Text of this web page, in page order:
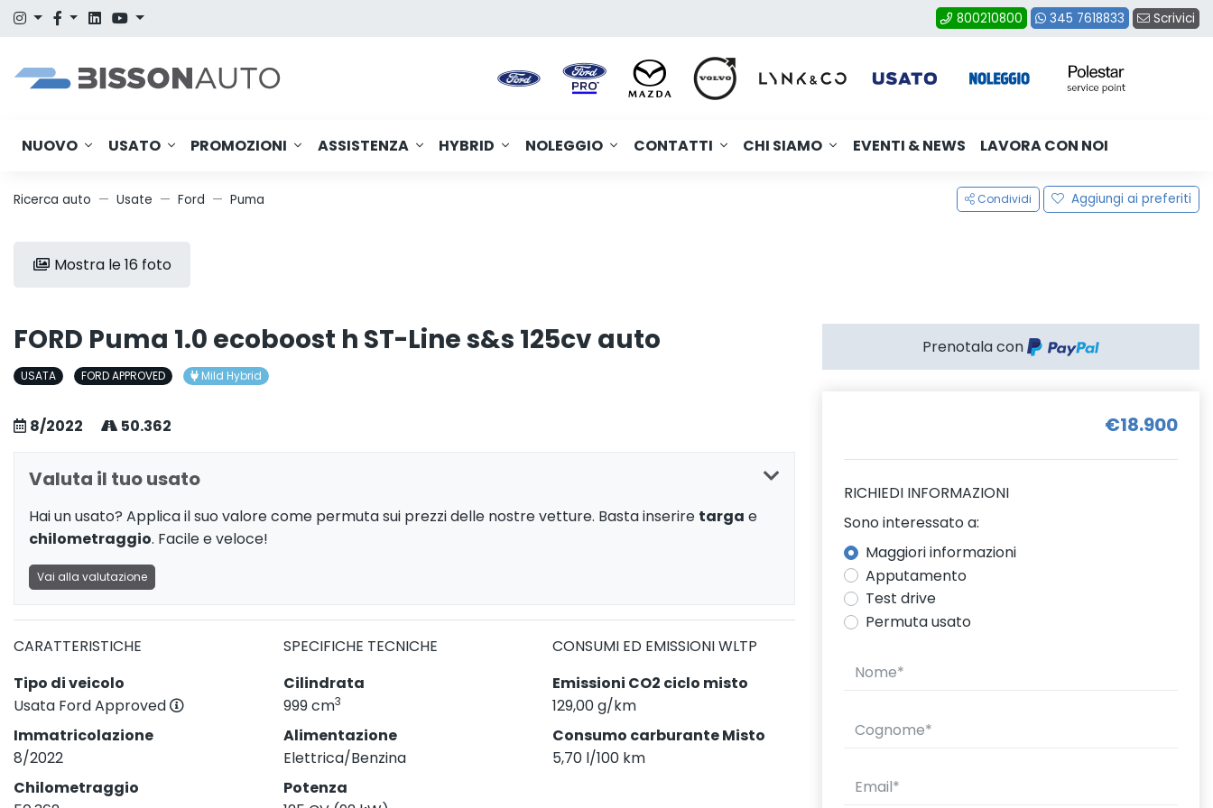
800210800 345 7618833 Scrivici
NUOVO USATO PROMOZIONI ASSISTENZA HYBRID NOLEGGIO CONTATTI CHI SIAMO EVENTI & NEWS LAVORA CON NOI
Ricerca auto Usate Ford Puma Condividi Aggiungi ai preferiti
Mostra le 16 foto
FORD Puma 1.0 ecoboost h ST-Line s&s 125cv auto
USATA FORD APPROVED Mild Hybrid
8/2022 50.362
Valuta il tuo usato
Hai un usato? Applica il suo valore come permuta sui prezzi delle nostre vetture. Basta inserire targa e
chilometraggio. Facile e veloce!
Vai alla valutazione
CARATTERISTICHE
Tipo di veicolo
Usata Ford Approved
Immatricolazione
8/2022
Chilometraggio
SPECIFICHE TECNICHE
Cilindrata
999 cm3
Alimentazione
Elettrica/Benzina
Potenza
CONSUMI ED EMISSIONI WLTP
Emissioni CO2 ciclo misto
129,00 g/km
Consumo carburante Misto
5,70 l/100 km
Prenotala con
€18.900
RICHIEDI INFORMAZIONI
Sono interessato a:
Maggiori informazioni
Apputamento
Test drive
Permuta usato